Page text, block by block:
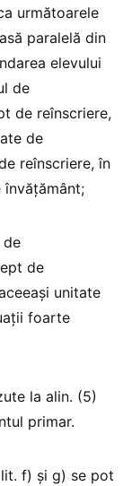
următoarele
paralelă din
elevului
de
de reînscriere,
de
reînscriere, în
învățământ;
de
de
unitate
foarte
la alin. (5)
primar.
f) și g) se pot